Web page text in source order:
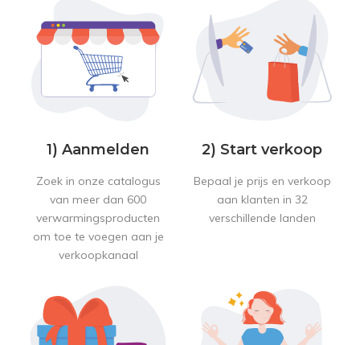
1) Aanmelden
Zoek in onze catalogus
van meer dan 600
verwarmingsproducten
om toe te voegen aan je
verkoopkanaal
2) Start verkoop
Bepaal je prijs en verkoop
aan klanten in 32
verschillende landen